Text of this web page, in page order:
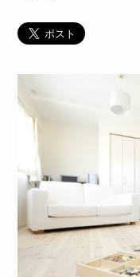
お問い合わせ·資料